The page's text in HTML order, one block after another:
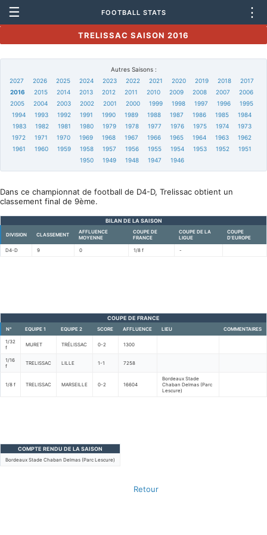
☰ FOOTBALL STATS ⋮
TRELISSAC SAISON 2016
Autres Saisons :
2027
2026 2025 2024 2023 2022 2021 2020 2019 2018
2017
2016
2015 2014 2013 2012 2011 2010 2009 2008 2007
2006
2005
2004 2003 2002 2001 2000 1999 1998 1997 1996
1995
1994
1993 1992 1991 1990 1989 1988 1987 1986 1985
1984
1983
1982 1981 1980 1979 1978 1977 1976 1975 1974
1973
1972
1971 1970 1969 1968 1967 1966 1965 1964 1963
1962
1961
1960 1959 1958 1957 1956 1955 1954 1953 1952
1951
1950
1949 1948 1947 1946
Dans ce championnat de football de D4-D, Trelissac obtient un
classement final de 9ème.
BILAN DE LA SAISON
DIVISION CLASSEMENT
AFFLUENCE
MOYENNE
COUPE DE
FRANCE
COUPE DE LA
LIGUE
COUPE
D'EUROPE
D4-D 9 0 1/8 f -
COUPE DE FRANCE
N° EQUIPE 1 EQUIPE 2 SCORE AFFLUENCE LIEU COMMENTAIRES
1/32
f
MURET TRÉLISSAC 0-2 1300
1/16
f
TRELISSAC LILLE 1-1 7258
1/8 f TRELISSAC MARSEILLE 0-2 16604
Bordeaux Stade
Chaban Delmas (Parc
Lescure)
COMPTE RENDU DE LA SAISON
Bordeaux Stade Chaban Delmas (Parc Lescure)
Retour